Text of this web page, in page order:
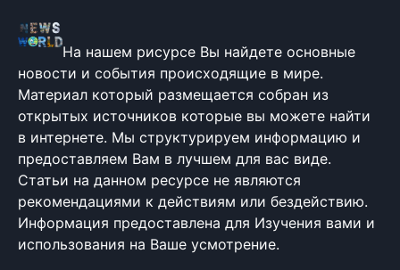
На нашем рисурсе Вы найдете основные
новости и события происходящие в мире.
Материал который размещается собран из
открытых источников которые вы можете найти
в интернете. Мы структурируем информацию и
предоставляем Вам в лучшем для вас виде.
Статьи на данном ресурсе не являются
рекомендациями к действиям или бездействию.
Информация предоставлена для Изучения вами и
использования на Ваше усмотрение.